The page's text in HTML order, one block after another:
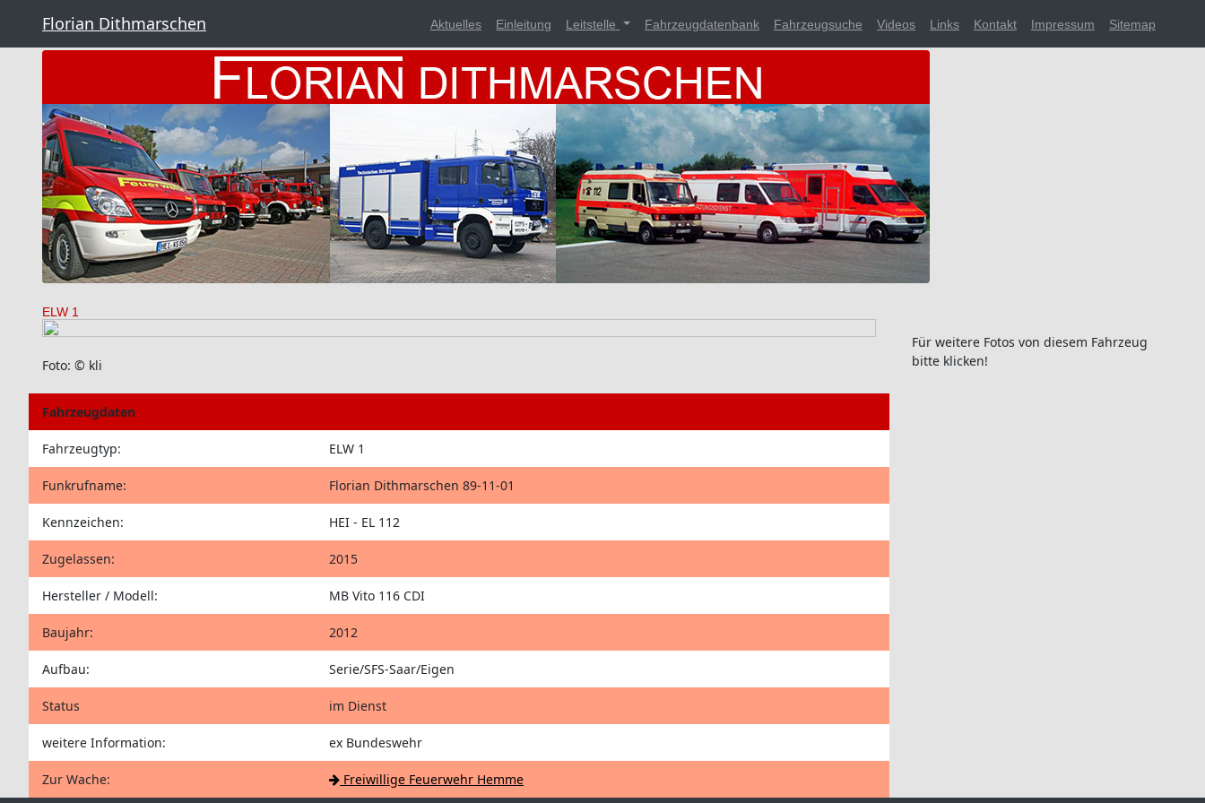
Florian Dithmarschen Aktuelles Einleitung Leitstelle Fahrzeugdatenbank Fahrzeugsuche Videos Links Kontakt Impressum Sitemap
ELW 1
Foto: © kli
Fahrzeugdaten
Fahrzeugtyp: ELW 1
Funkrufname: Florian Dithmarschen 89-11-01
Kennzeichen: HEI - EL 112
Zugelassen: 2015
Hersteller / Modell: MB Vito 116 CDI
Baujahr: 2012
Aufbau: Serie/SFS-Saar/Eigen
Status im Dienst
weitere Information: ex Bundeswehr
Zur Wache: Freiwillige Feuerwehr Hemme
Für weitere Fotos von diesem Fahrzeug
bitte klicken!